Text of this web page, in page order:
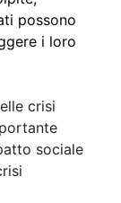
possono
i loro
crisi
sociale